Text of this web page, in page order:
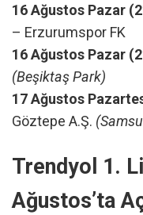
16 Ağustos Pazar
– Erzurumspor FK
16 Ağustos Pazar
(Beşiktaş Park)
17 Ağustos
Göztepe A.Ş.
Trendyol 1.
Ağustos’ta